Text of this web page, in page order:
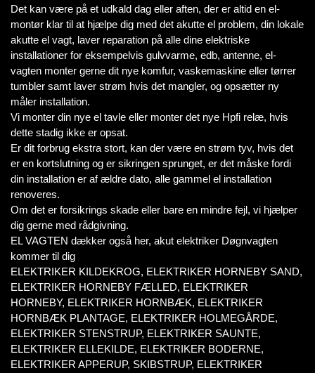
Det kan være på et udkald dag eller aften, der er altid en el-
montør klar til at hjælpe dig med det akutte el problem, din lokale
akutte el vagt, laver reparation på alle dine elektriske
installationer for eksempelvis gulvvarme, edb, antenne, el-
vagten monter gerne dit nye komfur, vaskemaskine eller tørrer
tumbler samt laver strøm hvis det mangler, og opsætter ny
måler installation.
Vi monter din nye el tavle eller monter det nye Hpfi relæ, hvis
dette stadig ikke er opsat.
Er dit forbrug ekstra stort, kan der være en strøm tyv, hvis det
er en kortslutning og er sikringen sprunget, er det måske fordi
din installation er af ældre dato, alle gammel el installation
renoveres.
Om det er forsikrings skade eller bare en mindre fejl, vi hjælper
dig gerne med rådgivning.
EL VAGTEN dækker også her, akut elektriker Døgnvagten
kommer til dig
ELEKTRIKER KILDEKROG, ELEKTRIKER HORNEBY SAND,
ELEKTRIKER HORNEBY FÆLLED, ELEKTRIKER
HORNEBY, ELEKTRIKER HORNBÆK, ELEKTRIKER
HORNBÆK PLANTAGE, ELEKTRIKER HOLMEGÅRDE,
ELEKTRIKER STENSTRUP, ELEKTRIKER SAUNTE,
ELEKTRIKER ELLEKILDE, ELEKTRIKER BODERNE,
ELEKTRIKER APPERUP, SKIBSTRUP, ELEKTRIKER